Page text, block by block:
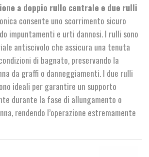
a doppio rullo centrale e due rulli
consente uno scorrimento sicuro
impuntamenti e urti dannosi. I rulli sono
antiscivolo che assicura una tenuta
di bagnato, preservando la
da graffi o danneggiamenti. I due rulli
ideali per garantire un supporto
durante la fase di allungamento o
rendendo l’operazione estremamente